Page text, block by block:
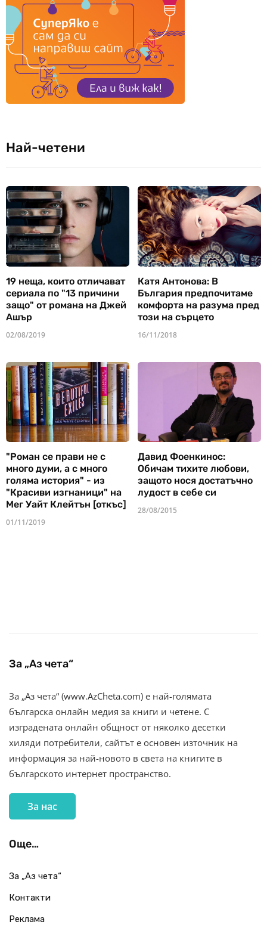
Най-четени
19 неща, които отличават
сериала по "13 причини
защо" от романа на Джей
Ашър
02/08/2019
Катя Антонова: В
България предпочитаме
комфорта на разума пред
този на сърцето
16/11/2018
"Роман се прави не с
много думи, а с много
голяма история" - из
"Красиви изгнаници" на
Мег Уайт Клейтън [откъс]
01/11/2019
Давид Фоенкинос:
Обичам тихите любови,
защото нося достатъчно
лудост в себе си
28/08/2015
За „Аз чета“
За „Аз чета“ (www.AzCheta.com) е най-голямата
българска онлайн медия за книги и четене. С
изградената онлайн общност от няколко десетки
хиляди потребители, сайтът е основен източник на
информация за най-новото в света на книгите в
българското интернет пространство.
За нас
Още…
За „Аз чета“
Контакти
Реклама